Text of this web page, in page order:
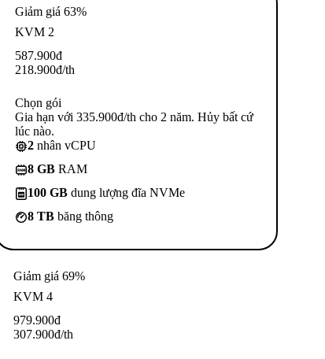
Giảm giá 63%
KVM 2
587.900đ
218.900đ/th
Chọn gói
Gia hạn với 335.900đ/th cho 2 năm. Hủy bất cứ
lúc nào.
2 nhân vCPU
8 GB RAM
100 GB dung lượng đĩa NVMe
8 TB băng thông
Giảm giá 69%
KVM 4
979.900đ
307.900đ/th